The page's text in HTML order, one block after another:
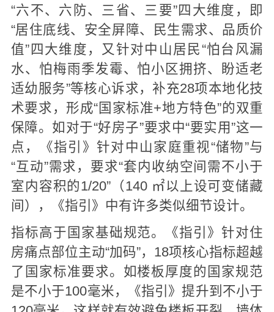
“六不、六防、三省、三要”四大维度，即
“居住底线、安全屏障、民生需求、品质价
值”四大维度，又针对中山居民“怕台风漏
水、怕梅雨季发霉、怕小区拥挤、盼适老
适幼服务”等核心诉求，补充28项本地化技
术要求，形成“国家标准+地方特色”的双重
保障。如对于“好房子”要求中“要实用”这一
点，《指引》针对中山家庭重视“储物”与
“互动”需求，要求“套内收纳空间需不小于
室内容积的1/20”（140 ㎡以上设可变储藏
间），《指引》中有许多类似细节设计。
指标高于国家基础规范。《指引》针对住
房痛点部位主动“加码”，18项核心指标超越
了国家标准要求。如楼板厚度的国家规范
是不小于100毫米，《指引》提升到不小于